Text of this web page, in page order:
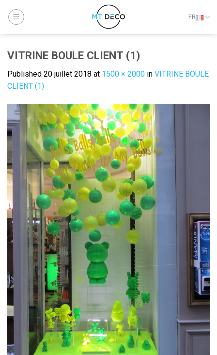
FR
VITRINE BOULE CLIENT (1)
Published 20 juillet 2018 at 1500 × 2000 in VITRINE BOULE
CLIENT (1)